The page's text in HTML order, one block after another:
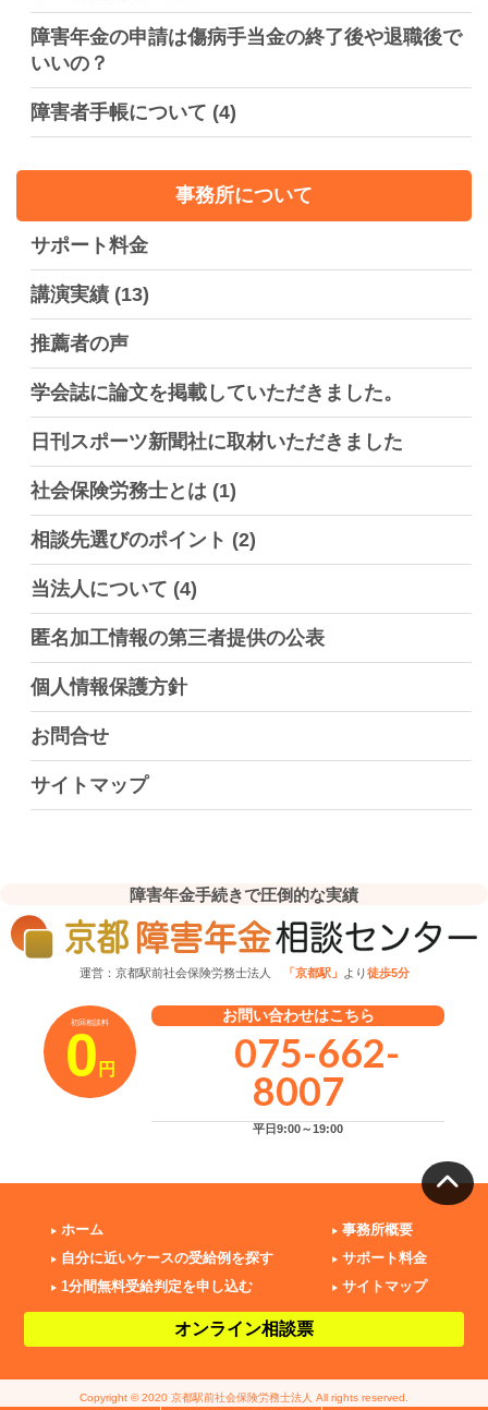
障害年金の申請は傷病手当金の終了後や退職後で
いいの？
障害者手帳について (4)
事務所について
サポート料金
講演実績 (13)
推薦者の声
学会誌に論文を掲載していただきました。
日刊スポーツ新聞社に取材いただきました
社会保険労務士とは (1)
相談先選びのポイント (2)
当法人について (4)
匿名加工情報の第三者提供の公表
個人情報保護方針
お問合せ
サイトマップ
障害年金手続きで圧倒的な実績
運営：京都駅前社会保険労務士法人 「京都駅」 より徒歩5分
初回相談料
0 円
お問い合わせはこちら
075-662-
8007
平日9:00～19:00
ホーム
自分に近いケースの受給例を探す
1分間無料受給判定を申し込む
事務所概要
サポート料金
サイトマップ
オンライン相談票
Copyright © 2020 京都駅前社会保険労務士法人 All rights reserved.